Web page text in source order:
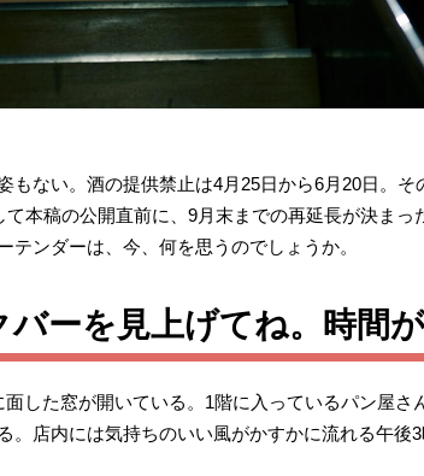
もない。酒の提供禁止は4月25日から6月20日。
本稿の公開直前に、9月末までの再延長が決ま
ンダーは、今、何を思うのでしょうか。
ーを見上げてね。時間
した窓が開いている。1階に入っているパン屋
。店内には気持ちのいい風がかすかに流れる午